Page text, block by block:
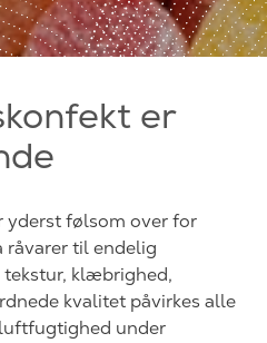
er
yderst følsom over for
råvarer til endelig
klæbrighed,
kvalitet påvirkes alle
under